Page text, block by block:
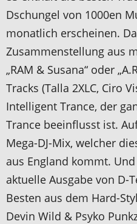
Dschungel von 1000en
monatlich erscheinen.
Zusammenstellung aus
„RAM & Susana“ oder
Tracks (Talla 2XLC, Ciro
Intelligent Trance, der
Trance beeinflusst ist.
Mega-DJ-Mix, welcher
aus England kommt.
aktuelle Ausgabe von D-
Besten aus dem Hard-
Devin Wild & Psyko